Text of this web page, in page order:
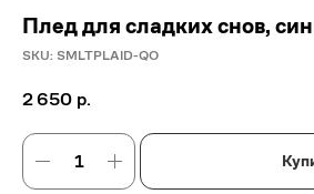
Плед для сладких снов,
SKU: SMLTPLAID-QO
2 650 р.